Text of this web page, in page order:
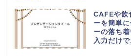
CAFEや飲
ーを簡単
ーの落ち
入力だけ